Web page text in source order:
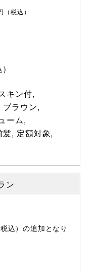
（税込）
キン付
ブラウン
ーム
髪 定額対象
ン
込）の追加となり